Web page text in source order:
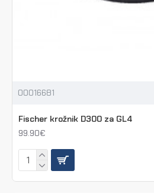
00016681
Fischer krožnik D300 za GL4
99.90€